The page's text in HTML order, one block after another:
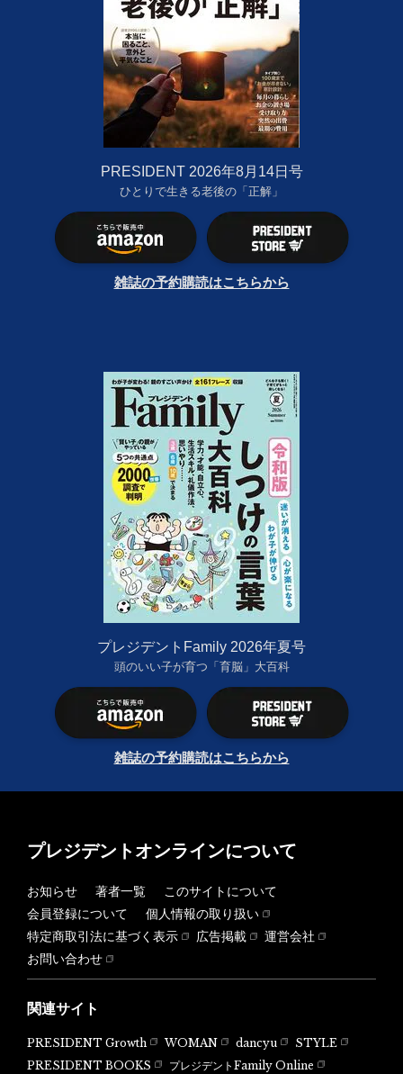
PRESIDENT 2026年8月14日号
ひとりで生きる老後の「正解」
雑誌の予約購読はこちらから
プレジデントFamily 2026年夏号
頭のいい子が育つ「育脳」大百科
雑誌の予約購読はこちらから
プレジデントオンラインについて
お知らせ 著者一覧
このサイトについて
会員登録について
個人情報の取り扱い
特定商取引法に基づく表示
広告掲載
運営会社
お問い合わせ
関連サイト
PRESIDENT Growth WOMAN dancyu
STYLE
PRESIDENT BOOKS
プレジデントFamily Online